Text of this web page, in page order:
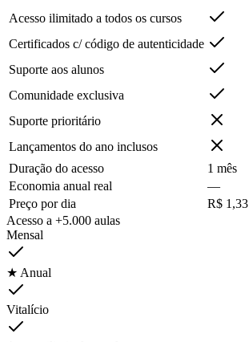
Acesso ilimitado a todos os cursos
Certificados c/ código de autenticidade
Suporte aos alunos
Comunidade exclusiva
Suporte prioritário
Lançamentos do ano inclusos
Duração do acesso
1 mês
Economia anual real
—
Preço por dia
R$ 1,33
Acesso a +5.000 aulas
Mensal
★ Anual
Vitalício